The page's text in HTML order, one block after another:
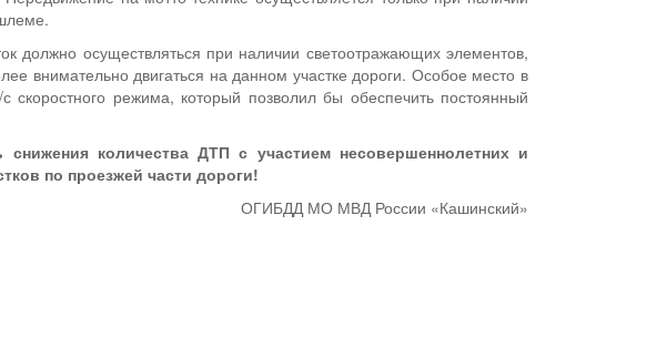
должно осуществляться при наличии светоотражающих элементов,
внимательно двигаться на данном участке дороги. Особое место в
режима, который позволил бы обеспечить постоянный
количества ДТП с участием несовершеннолетних и
по проезжей части дороги!
ОГИБДД МО МВД России «Кашинский»